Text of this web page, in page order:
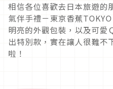
相信各位喜歡去日本旅遊的
氣伴手禮－東京香蕉
明亮的外觀包裝，以及可愛
出特別款，實在讓人很難不
啦！